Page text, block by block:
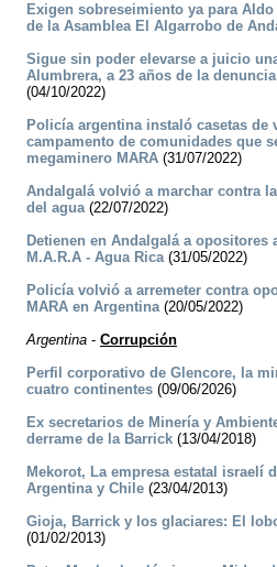
Exigen sobreseimiento ya para
de la Asamblea El Algarrobo de
Sigue sin poder elevarse a juicio
Alumbrera, a 23 años de la
(04/10/2022)
Policía argentina instaló casetas de
campamento de comunidades que
megaminero MARA (31/07/2022)
Andalgalá volvió a marchar contra
del agua(22/07/2022)
Detienen en Andalgalá a
M.A.R.A - Agua Rica(31/05/2022)
Policía volvió a arremeter contra
MARA en Argentina(20/05/2022)
Argentina - Corrupción
Perfil corporativo de Glencore, la
cuatro continentes (09/06/2026)
Ex secretarios de Minería y
derrame de la Barrick (13/04/2018)
Mekorot, La empresa estatal israelí
Argentina y Chile (23/04/2013)
Gioja, Barrick y los glaciares: El
(01/02/2013)